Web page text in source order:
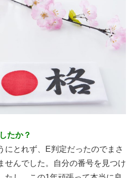
たか？
にとれず、E判定だったのでまさ
せんでした。自分の番号を見つけ